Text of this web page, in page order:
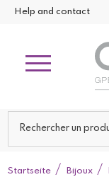
Help and contact
Startseite Bijoux